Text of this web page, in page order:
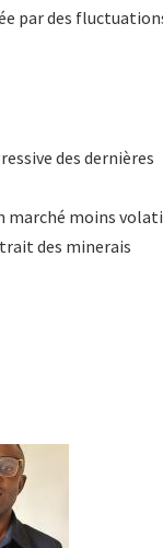
par des
des dernières
marché moins
des minerais